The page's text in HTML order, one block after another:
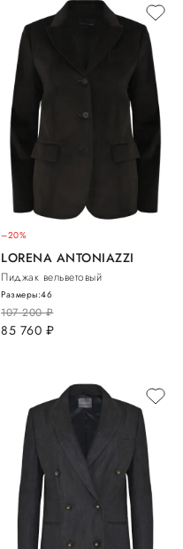
–20%
LORENA ANTONIAZZI
Пиджак вельветовый
107 200руб.
85 760 руб.
Размеры:46